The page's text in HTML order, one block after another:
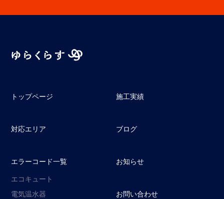
トップページ
対応エリア
エラーコード一覧
エコキュート
電気温水器
施工実績
ブログ
お知らせ
お問い合わせ